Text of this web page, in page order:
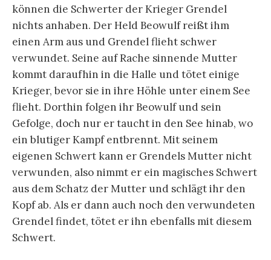
können die Schwerter der Krieger Grendel
nichts anhaben. Der Held Beowulf reißt ihm
einen Arm aus und Grendel flieht schwer
verwundet. Seine auf Rache sinnende Mutter
kommt daraufhin in die Halle und tötet einige
Krieger, bevor sie in ihre Höhle unter einem See
flieht. Dorthin folgen ihr Beowulf und sein
Gefolge, doch nur er taucht in den See hinab, wo
ein blutiger Kampf entbrennt. Mit seinem
eigenen Schwert kann er Grendels Mutter nicht
verwunden, also nimmt er ein magisches Schwert
aus dem Schatz der Mutter und schlägt ihr den
Kopf ab. Als er dann auch noch den verwundeten
Grendel findet, tötet er ihn ebenfalls mit diesem
Schwert.